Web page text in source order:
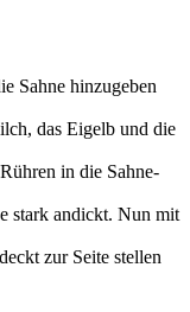
Sahne hinzugeben
das Eigelb und die
in die Sahne-
stark andickt. Nun mit
zur Seite stellen